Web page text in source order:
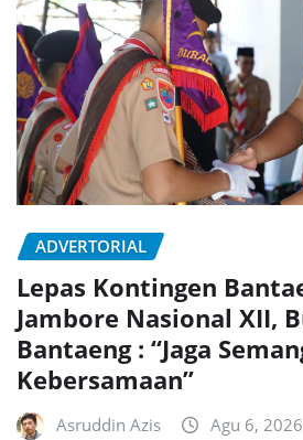
ADVERTORIAL
Lepas Kontingen
Jambore Nasional XII,
Bantaeng : “Jaga
Kebersamaan”
Asruddin Azis Agu 6, 2026